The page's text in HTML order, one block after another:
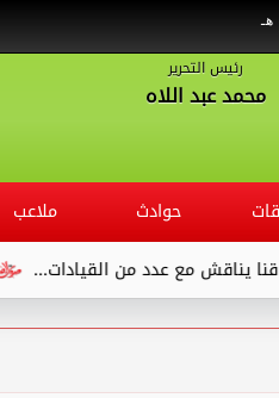
هـ
رئيس التحرير
محمد عبد اللاه
حوادث ملاعب
وكيل عدد من القيادات...